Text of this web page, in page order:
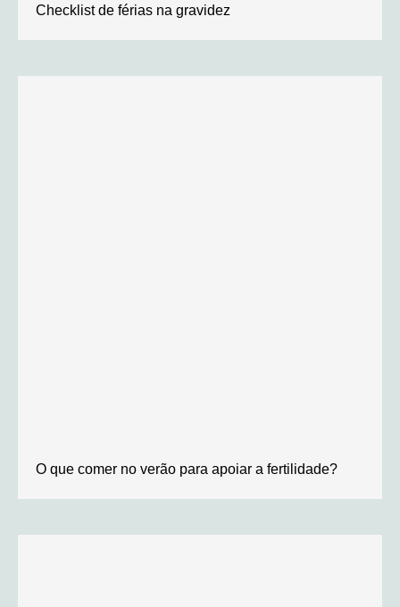
Checklist de férias na gravidez
O que comer no verão para apoiar a fertilidade?